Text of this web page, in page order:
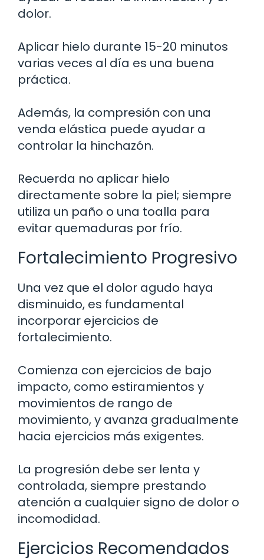
dolor.
Aplicar hielo durante 15-20 minutos
varias veces al día es una buena
práctica.
Además, la compresión con una
venda elástica puede ayudar a
controlar la hinchazón.
Recuerda no aplicar hielo
directamente sobre la piel; siempre
utiliza un paño o una toalla para
evitar quemaduras por frío.
Fortalecimiento Progresivo
Una vez que el dolor agudo haya
disminuido, es fundamental
incorporar ejercicios de
fortalecimiento.
Comienza con ejercicios de bajo
impacto, como estiramientos y
movimientos de rango de
movimiento, y avanza gradualmente
hacia ejercicios más exigentes.
La progresión debe ser lenta y
controlada, siempre prestando
atención a cualquier signo de dolor o
incomodidad.
Ejercicios Recomendados